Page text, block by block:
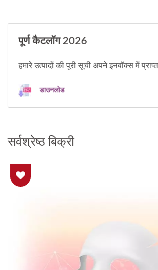
पूर्ण कैटलॉग 2026
हमारे उत्पादों की पूरी सूची अपने इनबॉक्स में
डाउनलोड
सर्वश्रेष्ठ बिक्री